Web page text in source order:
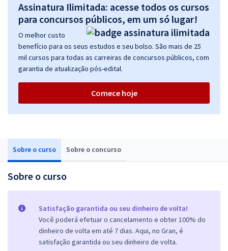
Sobre o curso Sobre o concurso
Sobre o curso
Satisfação garantida ou seu dinheiro de volta!
Você poderá efetuar o cancelamento e obter 100% do
dinheiro de volta em até 7 dias. Aqui, no Gran, é
satisfação garantida ou seu dinheiro de volta.
Assinatura Ilimitada: acesse todos os cursos
para concursos públicos, em um só lugar!
O melhor custo
benefício para os seus estudos e seu bolso. São mais de 25
mil cursos para todas as carreiras de concursos públicos, com
garantia de atualização pós-edital.
Comece hoje